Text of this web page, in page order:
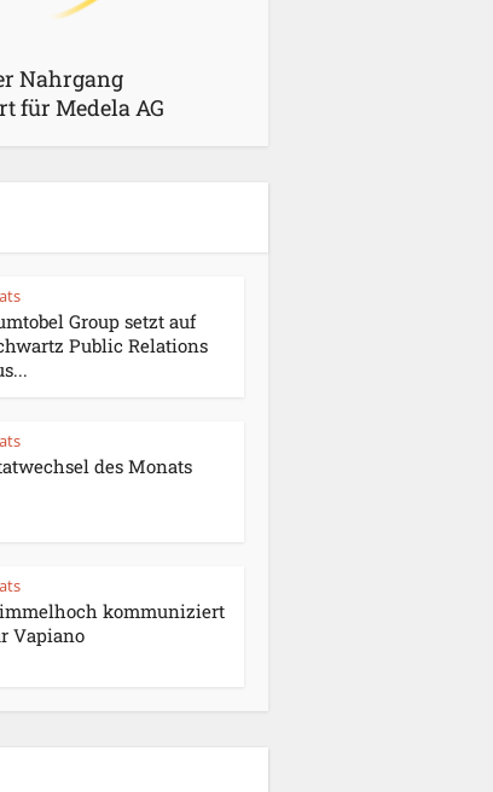
Nahrgang
für Medela AG
Group setzt auf
Public Relations
des Monats
kommuniziert
Vapiano